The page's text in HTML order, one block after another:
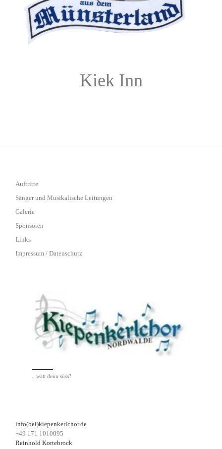
Kiek Inn
Auftritte
Sänger und Musikalische Leitungen
Galerie
Sponsoren
Links
Impressum / Datenschutz
.. watt denn süss?
info(bei)kiepenkerlchor.de
+49 171 1010095
Reinhold Kortebrock